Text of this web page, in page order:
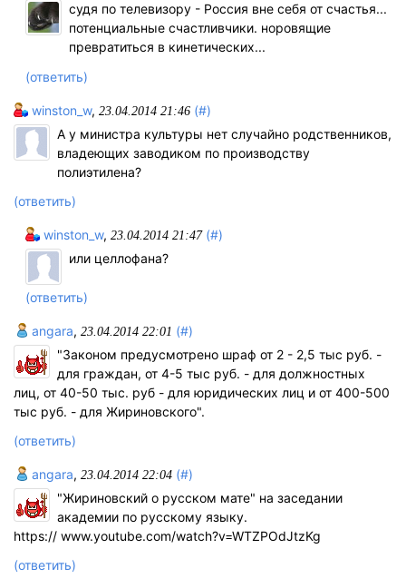
судя по телевизору - Россия вне себя от счастья...
потенциальные счастливчики. норовящие
превратиться в кинетических...
(ответить)
winston_w, 23.04.2014 21:46 (#)
А у министра культуры нет случайно родственников,
владеющих заводиком по производству
полиэтилена?
(ответить)
winston_w, 23.04.2014 21:47 (#)
или целлофана?
(ответить)
angara, 23.04.2014 22:01 (#)
"Законом предусмотрено шраф от 2 - 2,5 тыс руб. -
для граждан, от 4-5 тыс руб. - для должностных
лиц, от 40-50 тыс. руб - для юридических лиц и от 400-500
тыс руб. - для Жириновского".
(ответить)
angara, 23.04.2014 22:04 (#)
"Жириновский о русском мате" на заседании
академии по русскому языку.
https:// www.youtube.com/watch?v=WTZPOdJtzKg
(ответить)